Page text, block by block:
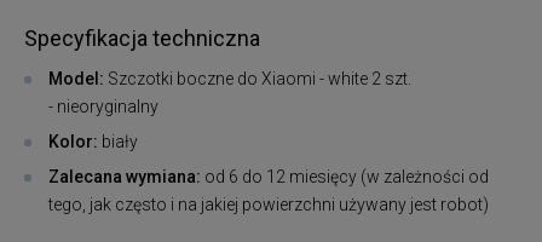
Specyfikacja techniczna
Model: Szczotki boczne do Xiaomi - white 2 szt.
- nieoryginalny
Kolor: biały
Zalecana wymiana: od 6 do 12 miesięcy (w zależności od
tego, jak często i na jakiej powierzchni używany jest robot)